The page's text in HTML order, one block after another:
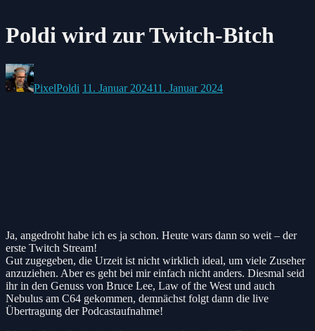
Poldi wird zur Twitch-Bitch
Posted
by:
PixelPoldi
on
11. Januar 202411. Januar 2024
Ja, angedroht habe ich es ja schon. Heute wars dann so weit – der
erste Twitch Stream!
Gut zugegeben, die Urzeit ist nicht wirklich ideal, um viele Zuseher
anzuziehen. Aber es geht bei mir einfach nicht anders. Diesmal seid
ihr in den Genuss von Bruce Lee, Law of the West und auch
Nebulus am C64 gekommen, demnächst folgt dann die live
Übertragung der Podcastaufnahme!